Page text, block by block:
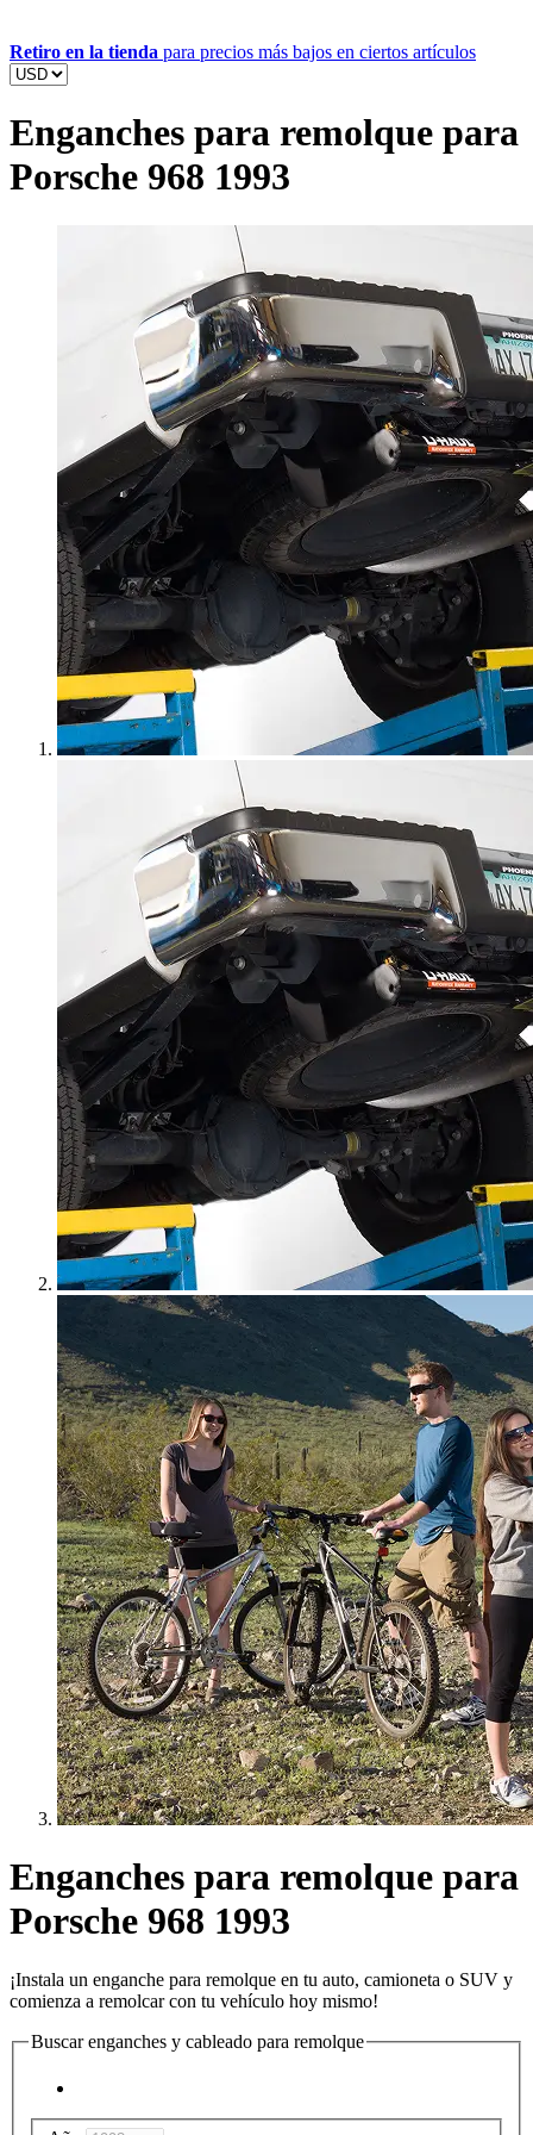
Retiro en la tienda para precios más bajos en ciertos artículos
Enganches para remolque para
Porsche 968 1993
Enganches para remolque para
Porsche 968 1993
¡Instala un enganche para remolque en tu auto, camioneta o SUV y
comienza a remolcar con tu vehículo hoy mismo!
Buscar enganches y cableado para remolque